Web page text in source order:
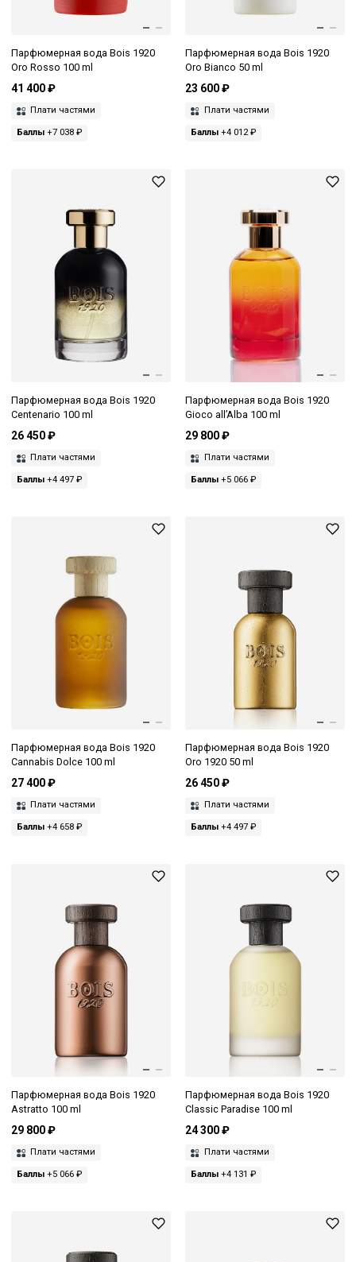
Парфюмерная вода Bois 1920
Oro Rosso 100 ml
41 400 ₽
Плати частями
Баллы +7 038 ₽
Парфюмерная вода Bois 1920
Oro Bianco 50 ml
23 600 ₽
Плати частями
Баллы+4 012 ₽
Парфюмерная вода Bois 1920
Centenario 100 ml
26 450 ₽
Плати частями
Баллы +4 497 ₽
Парфюмерная вода Bois 1920
Gioco all’Alba 100 ml
29 800 ₽
Плати частями
Баллы+5 066 ₽
Парфюмерная вода Bois 1920
Cannabis Dolce 100 ml
27 400 ₽
Плати частями
Баллы +4 658 ₽
Парфюмерная вода Bois 1920
Oro 1920 50 ml
26 450 ₽
Плати частями
Баллы+4 497 ₽
Парфюмерная вода Bois 1920
Astratto 100 ml
29 800 ₽
Плати частями
Баллы +5 066 ₽
Парфюмерная вода Bois 1920
Classic Paradise 100 ml
24 300 ₽
Плати частями
Баллы+4 131 ₽